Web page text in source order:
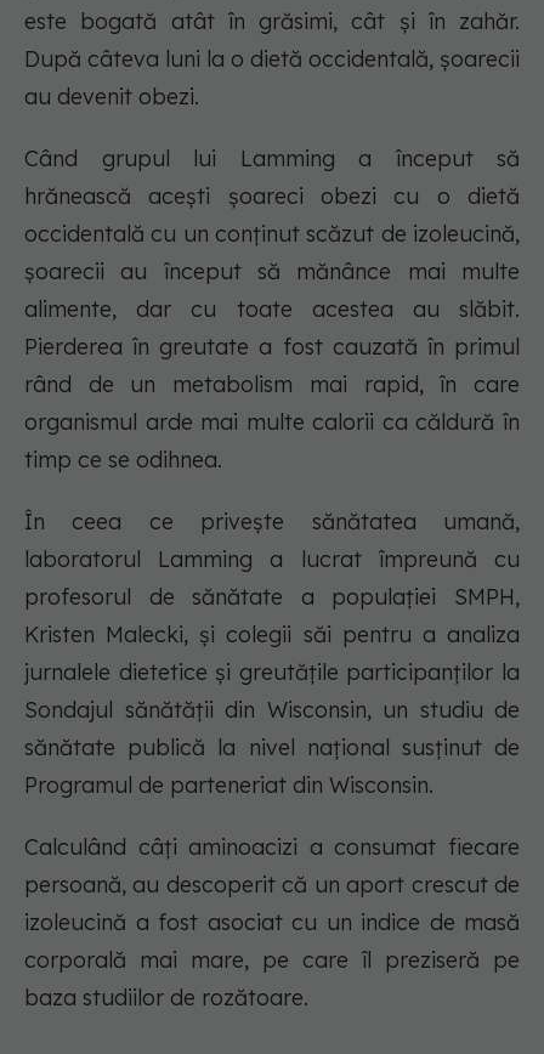
este bogată atât în ​​grăsimi, cât și în zahăr.
După câteva luni la o dietă occidentală, șoarecii
au devenit obezi.
Când grupul lui Lamming a început să
hrănească acești șoareci obezi cu o dietă
occidentală cu un conținut scăzut de izoleucină,
șoarecii au început să mănânce mai multe
alimente, dar cu toate acestea au slăbit.
Pierderea în greutate a fost cauzată în primul
rând de un metabolism mai rapid, în care
organismul arde mai multe calorii ca căldură în
timp ce se odihnea.
În ceea ce privește sănătatea umană,
laboratorul Lamming a lucrat împreună cu
profesorul de sănătate a populației SMPH,
Kristen Malecki, și colegii săi pentru a analiza
jurnalele dietetice și greutățile participanților la
Sondajul sănătății din Wisconsin, un studiu de
sănătate publică la nivel național susținut de
Programul de parteneriat din Wisconsin.
Calculând câți aminoacizi a consumat fiecare
persoană, au descoperit că un aport crescut de
izoleucină a fost asociat cu un indice de masă
corporală mai mare, pe care îl preziseră pe
baza studiilor de rozătoare.